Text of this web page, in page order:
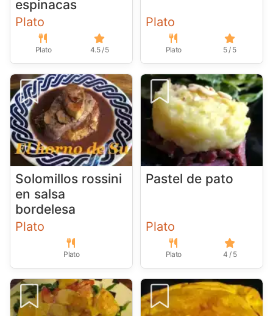
espinacas
Plato
Plato 4.5 / 5
Plato
Plato 5 / 5
Solomillos rossini
en salsa
bordelesa
Plato
Plato
Pastel de pato
Plato
Plato 4 / 5